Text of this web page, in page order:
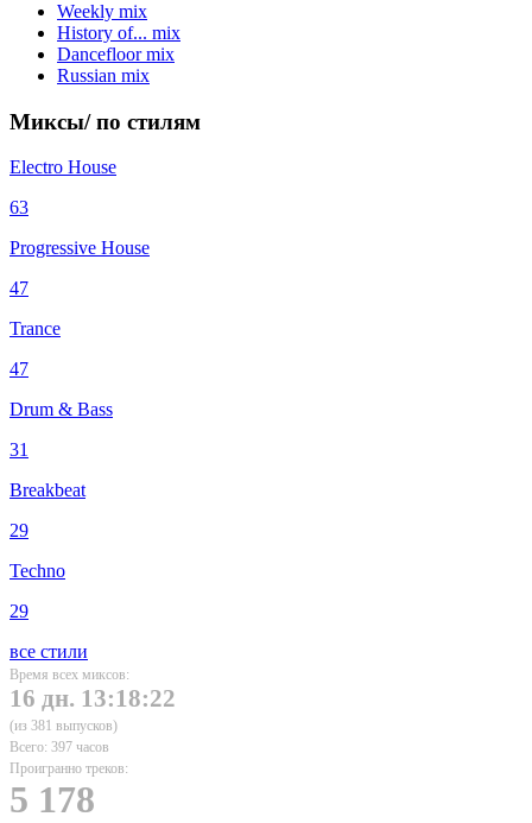
Weekly mix
History of... mix
Dancefloor mix
Russian mix
Миксы/по стилям
Electro House
63
Progressive House
47
Trance
47
Drum & Bass
31
Breakbeat
29
Techno
29
все стили
Время всех миксов:
16 дн. 13:18:22
(из 381 выпусков)
Всего: 397 часов
Проигранно треков:
5 178